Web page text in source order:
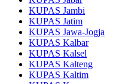
KUPAS Jambi
KUPAS Jatim
KUPAS Jawa-Jogja
KUPAS Kalbar
KUPAS Kalsel
KUPAS Kalteng
KUPAS Kaltim